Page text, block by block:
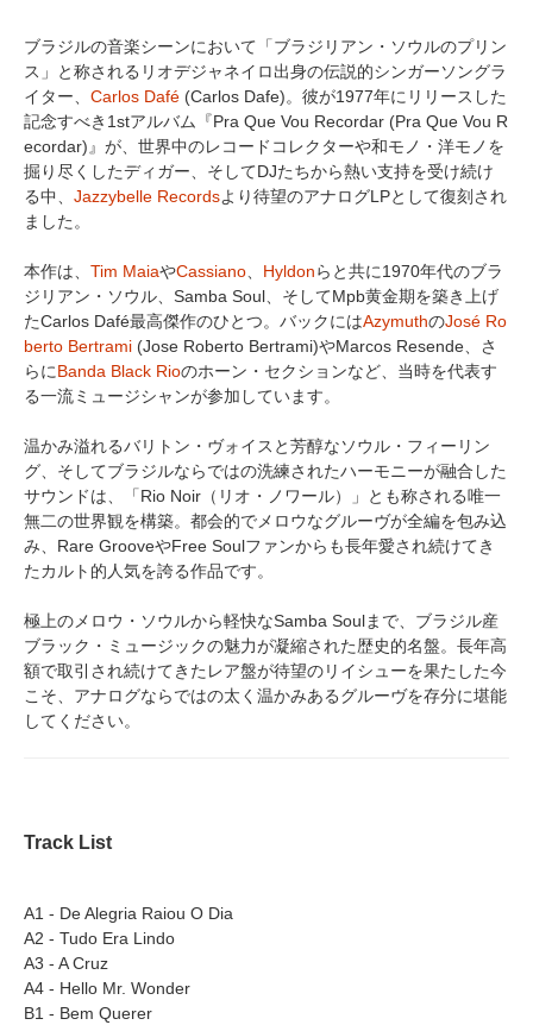
ブラジルの音楽シーンにおいて「ブラジリアン・ソウルのプリン
ス」と称されるリオデジャネイロ出身の伝説的シンガーソングラ
イター、 Carlos Dafé (Carlos Dafe)。彼が1977年にリリースした
記念すべき1stアルバム『Pra Que Vou Recordar (Pra Que Vou R
ecordar)』が、世界中のレコードコレクターや和モノ・洋モノを
掘り尽くしたディガー、そしてDJたちから熱い支持を受け続け
る中、 Jazzybelle Recordsより待望のアナログLPとして復刻され
ました。
本作は、 Tim MaiaやCassiano Hyldonらと共に1970年代のブラ
ジリアン・ソウル、Samba Soul、そしてMpb黄金期を築き上げ
たCarlos Dafé最高傑作のひとつ。バックにはAzymuthのJosé Ro
berto Bertrami (Jose Roberto Bertrami)やMarcos Resende、さ
らにBanda Black Rioのホーン・セクションなど、当時を代表す
る一流ミュージシャンが参加しています。
温かみ溢れるバリトン・ヴォイスと芳醇なソウル・フィーリン
グ、そしてブラジルならではの洗練されたハーモニーが融合した
サウンドは、「Rio Noir（リオ・ノワール）」とも称される唯一
無二の世界観を構築。都会的でメロウなグルーヴが全編を包み込
み、Rare GrooveやFree Soulファンからも長年愛され続けてき
たカルト的人気を誇る作品です。
極上のメロウ・ソウルから軽快なSamba Soulまで、ブラジル産
ブラック・ミュージックの魅力が凝縮された歴史的名盤。長年高
額で取引され続けてきたレア盤が待望のリイシューを果たした今
こそ、アナログならではの太く温かみあるグルーヴを存分に堪能
してください。
Track List
A1 - De Alegria Raiou O Dia
A2 - Tudo Era Lindo
A3 - A Cruz
A4 - Hello Mr. Wonder
B1 - Bem Querer